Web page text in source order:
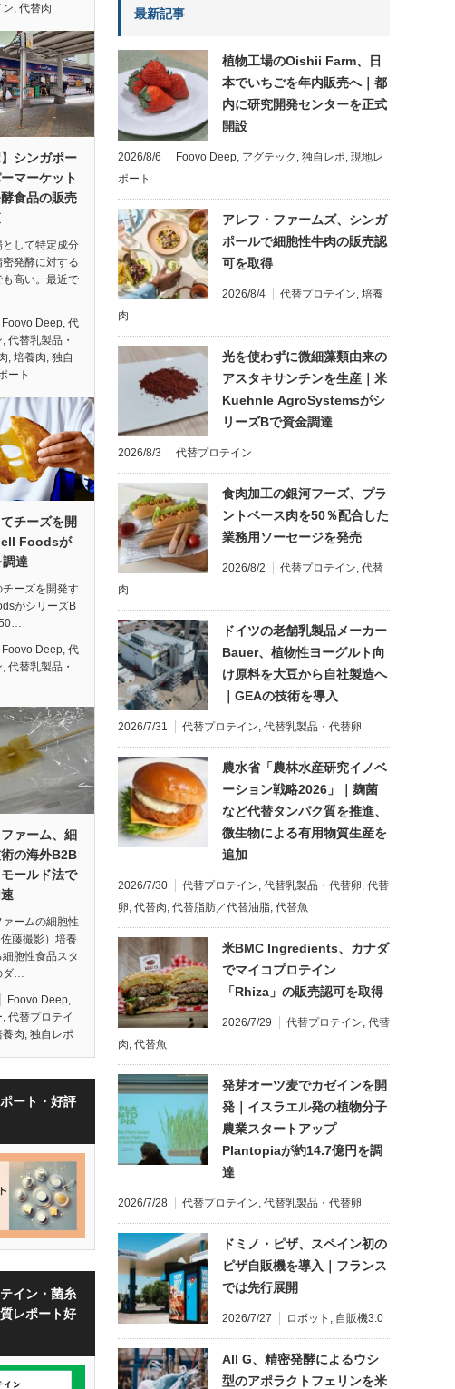
ン, 代替肉
】シンガポー
マーケット
食品の販売
して特定成分
発酵に対する
高い。最近で
Foovo Deep, 代
, 代替乳製品・
, 培養肉, 独自
ート
チーズを開
Foodsが
達
ーズを開発す
がシリーズB
Foovo Deep, 代
, 代替乳製品・
ァーム、細
の海外B2B
ールド法で
ームの細胞性
藤撮影）培養
胞性食品スタ
…
Foovo Deep
代替プロテイ
養肉 独自レポ
ート・好評
イン・菌糸
レポート好
最新記事
植物工場のOishii Farm、日
本でいちごを年内販売へ｜都
内に研究開発センターを正式
開設
2026/8/6 Foovo Deep アグテック 独自レポ 現地レ
ポート
アレフ・ファームズ、シンガ
ポールで細胞性牛肉の販売認
可を取得
2026/8/4 代替プロテイン 培養
肉
光を使わずに微細藻類由来の
アスタキサンチンを生産｜米
Kuehnle AgroSystemsがシ
リーズBで資金調達
2026/8/3 代替プロテイン
食肉加工の銀河フーズ、プラ
ントベース肉を50％配合した
業務用ソーセージを発売
2026/8/2 代替プロテイン 代替
肉
ドイツの老舗乳製品メーカー
Bauer、植物性ヨーグルト向
け原料を大豆から自社製造へ
｜GEAの技術を導入
2026/7/31 代替プロテイン 代替乳製品・代替卵
農水省「農林水産研究イノベ
ーション戦略2026」｜麹菌
など代替タンパク質を推進、
微生物による有用物質生産を
追加
2026/7/30 代替プロテイン 代替乳製品・代替卵 代替
卵 代替肉 代替脂肪／代替油脂 代替魚
米BMC Ingredients、カナダ
でマイコプロテイン
「Rhiza」の販売認可を取得
2026/7/29 代替プロテイン 代替
肉 代替魚
発芽オーツ麦でカゼインを開
発｜イスラエル発の植物分子
農業スタートアップ
Plantopiaが約14.7億円を調
達
2026/7/28 代替プロテイン 代替乳製品・代替卵
ドミノ・ピザ、スペイン初の
ピザ自販機を導入｜フランス
では先行展開
2026/7/27 ロボット 自販機3.0
All G、精密発酵によるウシ
型のアポラクトフェリンを米